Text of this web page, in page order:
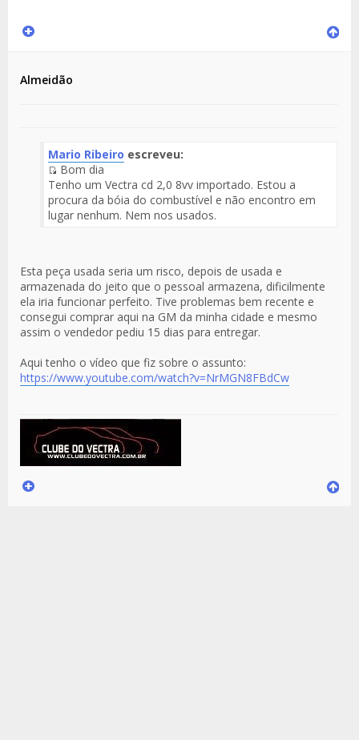
Almeidão
Mario Ribeiro escreveu:
Fuente
del
Mensaje
Bom dia
Tenho um Vectra cd 2,0 8vv importado. Estou a
procura da bóia do combustível e não encontro em
lugar nenhum. Nem nos usados.
Esta peça usada seria um risco, depois de usada e
armazenada do jeito que o pessoal armazena, dificilmente
ela iria funcionar perfeito. Tive problemas bem recente e
consegui comprar aqui na GM da minha cidade e mesmo
assim o vendedor pediu 15 dias para entregar.
Aqui tenho o vídeo que fiz sobre o assunto:
https://www.youtube.com/watch?v=NrMGN8FBdCw